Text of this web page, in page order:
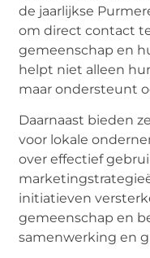
de jaarlijkse
om direct contact
gemeenschap en
helpt niet alleen
maar ondersteunt
Daarnaast bieden
voor lokale
over effectief
initiatieven
gemeenschap en
samenwerking en